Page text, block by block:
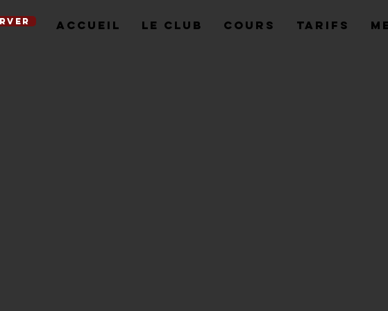
Accueil Le Club Cours Tarifs